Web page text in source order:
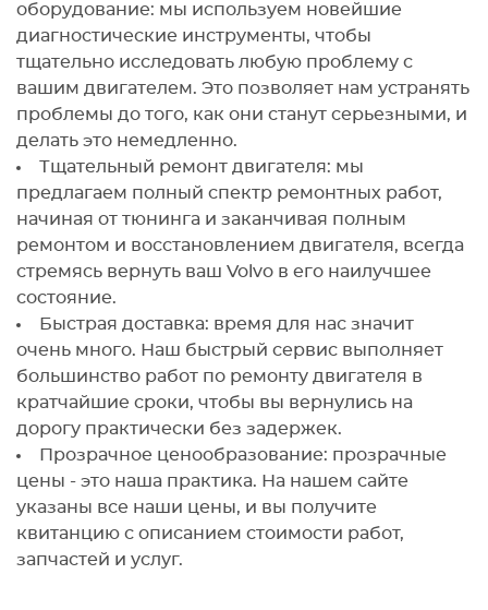
оборудование: мы используем новейшие
диагностические инструменты, чтобы
тщательно исследовать любую проблему с
вашим двигателем. Это позволяет нам устранять
проблемы до того, как они станут серьезными, и
делать это немедленно.
Тщательный ремонт двигателя: мы
предлагаем полный спектр ремонтных работ,
начиная от тюнинга и заканчивая полным
ремонтом и восстановлением двигателя, всегда
стремясь вернуть ваш Volvo в его наилучшее
состояние.
Быстрая доставка: время для нас значит
очень много. Наш быстрый сервис выполняет
большинство работ по ремонту двигателя в
кратчайшие сроки, чтобы вы вернулись на
дорогу практически без задержек.
Прозрачное ценообразование: прозрачные
цены - это наша практика. На нашем сайте
указаны все наши цены, и вы получите
квитанцию с описанием стоимости работ,
запчастей и услуг.